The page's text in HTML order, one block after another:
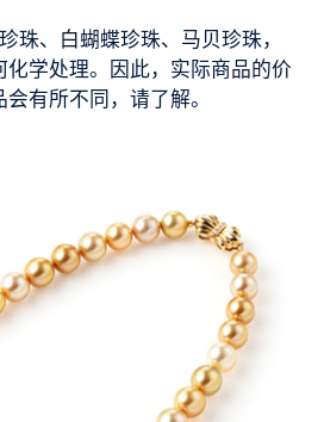
珠、白蝴蝶珍珠、马贝珍珠，
学处理。因此，实际商品的价
有所不同，请了解。